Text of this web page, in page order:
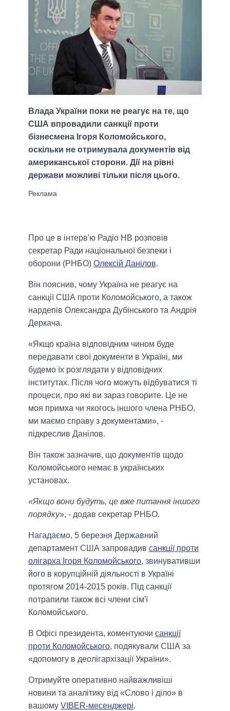
Влада України поки не реагує на те, що
США впровадили санкції проти
бізнесмена Ігоря Коломойського,
оскільки не отримувала документів від
американської сторони. Дії на рівні
держави можливі тільки після цього.
Про це в інтерв'ю Радіо НВ розповів
секретар Ради національної безпеки і
оборони (РНБО) Олексій Данілов.
Він пояснив, чому Україна не реагує на
санкції США проти Коломойського, а також
нардепів Олександра Дубінського та Андрія
Деркача.
«Якщо країна відповідним чином буде
передавати свої документи в Україні, ми
будемо їх розглядати у відповідних
інститутах. Після чого можуть відбуватися ті
процеси, про які ви зараз говорите. Це не
моя примха чи якогось іншого члена РНБО,
ми маємо справу з документами», -
підкреслив Данілов.
Він також зазначив, що документів щодо
Коломойського немає в українських
установах.
«Якщо вони будуть, це вже питання іншого
порядку», - додав секретар РНБО.
Нагадаємо, 5 березня Державний
департамент США запровадив санкції проти
олігарха Ігоря Коломойського, звинувативши
його в корупційній діяльності в Україні
протягом 2014-2015 років. Під санкції
потрапили також всі члени сім'ї
Коломойського.
В Офісі президента, коментуючи санкції
проти Коломойського, подякували США за
«допомогу в деолігархізації України».
Отримуйте оперативно найважливіші
новини та аналітику від «Слово і діло» в
вашому VIBER-месенджері.